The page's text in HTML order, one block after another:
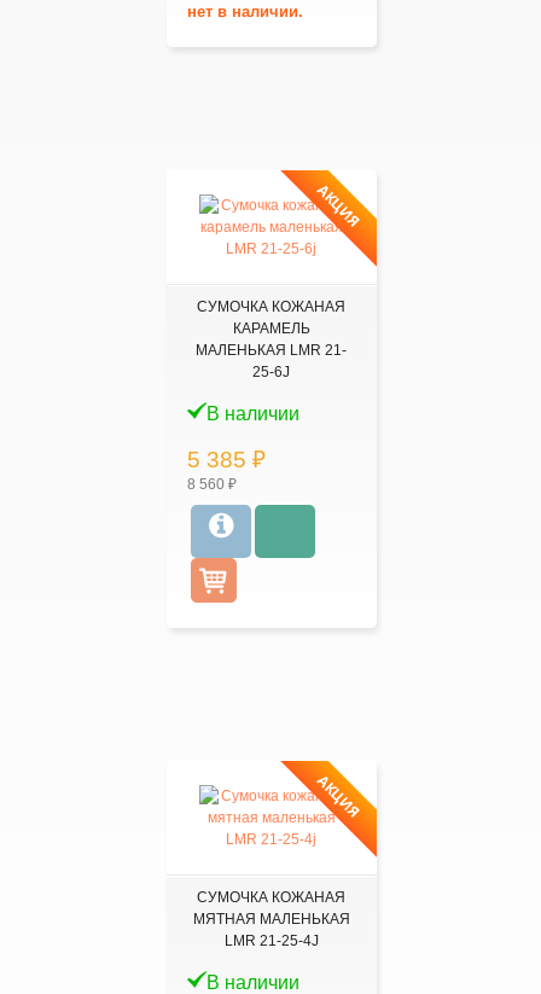
нет в наличии.
АКЦИЯ
СУМОЧКА КОЖАНАЯ
КАРАМЕЛЬ
МАЛЕНЬКАЯ LMR 21-
25-6J
В наличии
5 385 ₽
8 560 ₽
АКЦИЯ
СУМОЧКА КОЖАНАЯ
МЯТНАЯ МАЛЕНЬКАЯ
LMR 21-25-4J
В наличии